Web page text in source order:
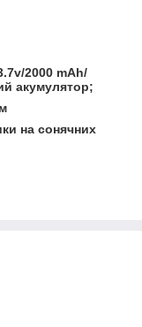
2000 mAh/
акумулятор;
на сонячних